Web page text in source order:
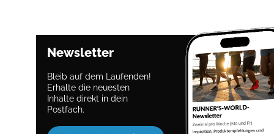
Newsletter
Bleib auf dem Laufenden!
Erhalte die neuesten
Inhalte direkt in dein
Postfach.